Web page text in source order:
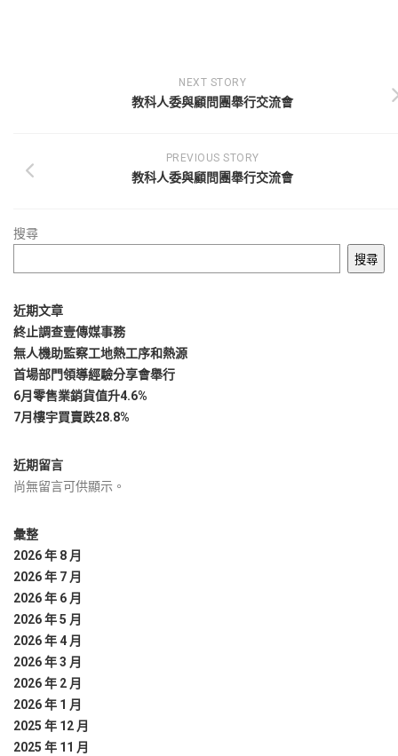
NEXT STORY
教科人委與顧問團舉行交流會
PREVIOUS STORY
教科人委與顧問團舉行交流會
搜尋
搜尋
近期文章
終止調查壹傳媒事務
無人機助監察工地熱工序和熱源
首場部門領導經驗分享會舉行
6月零售業銷貨值升4.6%
7月樓宇買賣跌28.8%
近期留言
尚無留言可供顯示。
彙整
2026 年 8 月
2026 年 7 月
2026 年 6 月
2026 年 5 月
2026 年 4 月
2026 年 3 月
2026 年 2 月
2026 年 1 月
2025 年 12 月
2025 年 11 月